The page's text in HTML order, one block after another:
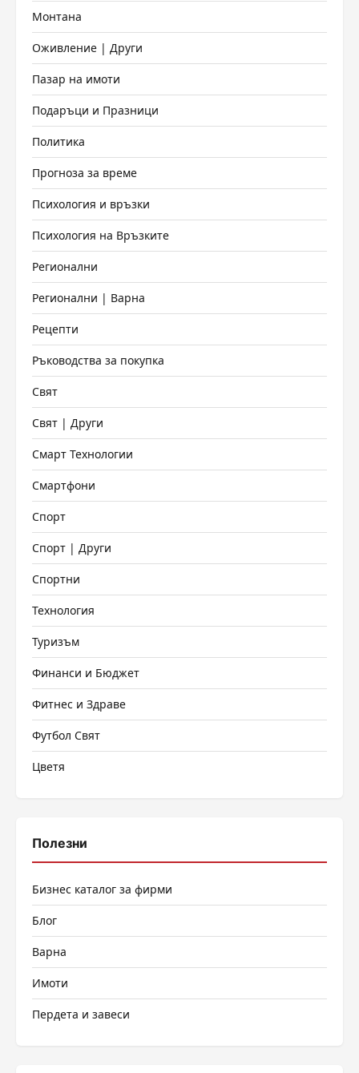
Монтана
Оживление | Други
Пазар на имоти
Подаръци и Празници
Политика
Прогноза за време
Психология и връзки
Психология на Връзките
Регионални
Регионални | Варна
Рецепти
Ръководства за покупка
Свят
Свят | Други
Смарт Технологии
Смартфони
Спорт
Спорт | Други
Спортни
Технология
Туризъм
Финанси и Бюджет
Фитнес и Здраве
Футбол Свят
Цветя
Полезни
Бизнес каталог за фирми
Блог
Варна
Имоти
Пердета и завеси